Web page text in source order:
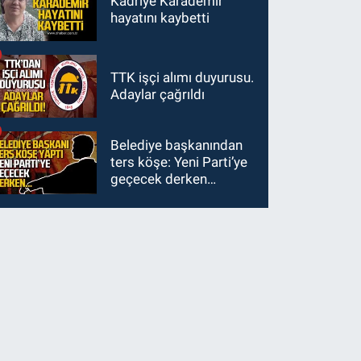
hayatını kaybetti
TTK işçi alımı duyurusu.
Adaylar çağrıldı
Belediye başkanından
ters köşe: Yeni Parti’ye
geçecek derken…